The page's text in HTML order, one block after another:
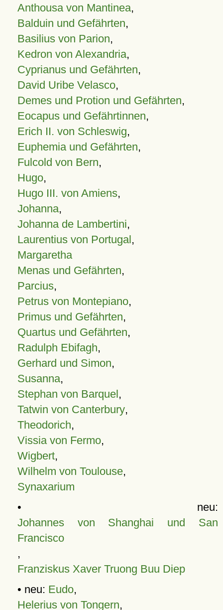
Anthousa von Mantinea,
Balduin und Gefährten,
Basilius von Parion,
Kedron von Alexandria,
Cyprianus und Gefährten,
David Uribe Velasco,
Demes und Protion und Gefährten,
Eocapus und Gefährtinnen,
Erich II. von Schleswig,
Euphemia und Gefährten,
Fulcold von Bern,
Hugo,
Hugo III. von Amiens,
Johanna,
Johanna de Lambertini,
Laurentius von Portugal,
Margaretha
Menas und Gefährten,
Parcius,
Petrus von Montepiano,
Primus und Gefährten,
Quartus und Gefährten,
Radulph Ebifagh,
Gerhard und Simon,
Susanna,
Stephan von Barquel,
Tatwin von Canterbury,
Theodorich,
Vissia von Fermo,
Wigbert,
Wilhelm von Toulouse,
Synaxarium
• neu:
Johannes von Shanghai und San
Francisco
,
Franziskus Xaver Truong Buu Diep
• neu: Eudo,
Helerius von Tongern,